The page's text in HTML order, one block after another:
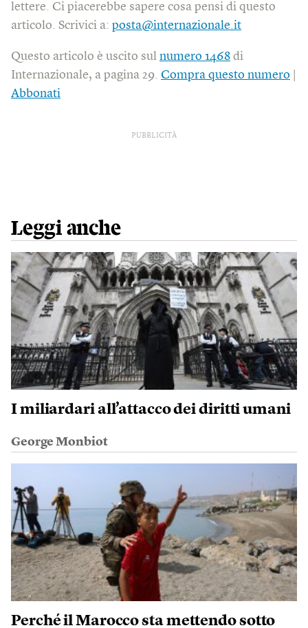
lettere. Ci piacerebbe sapere cosa pensi di questo
articolo. Scrivici a: posta@internazionale.it
Questo articolo è uscito sul numero 1468 di
Internazionale, a pagina 29. Compra questo numero
Abbonati
PUBBLICITÀ
Leggi anche
I miliardari all’attacco dei diritti umani
George Monbiot
Perché il Marocco sta mettendo sotto